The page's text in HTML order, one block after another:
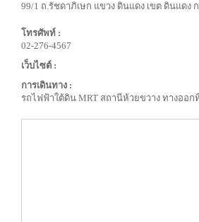
99/1 ถ.รัชดาภิเษก แขวง ดินแดง เขต ดินแดง
โทรศัพท์ :
02-276-4567
เว็บไซต์ :
การเดินทาง :
รถไฟฟ้าใต้ดิน MRT สถานีห้วยขวาง ทางออกที่